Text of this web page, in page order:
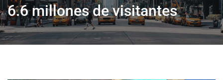
6.6 millones de visitantes